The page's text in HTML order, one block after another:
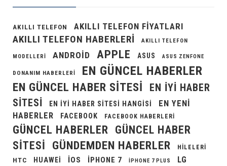
AKILLI TELEFON AKILLI TELEFON FIYATLARI
AKILLI TELEFON HABERLERI AKILLI TELEFON
MODELLERI ANDROID APPLE ASUS ASUS ZENFONE
DONANIM HABERLERI EN GÜNCEL HABERLER
EN GÜNCEL HABER SITESI
EN IYI HABER
SITESI
EN IYI HABER SITESI HANGISI
EN YENI
HABERLER
FACEBOOK FACEBOOK HABERLERI
GÜNCEL HABERLER
GÜNCEL HABER
SITESI
GÜNDEMDEN HABERLER
HILELERI
HTC
HUAWEI IOS IPHONE 7 IPHONE 7 PLUS LG